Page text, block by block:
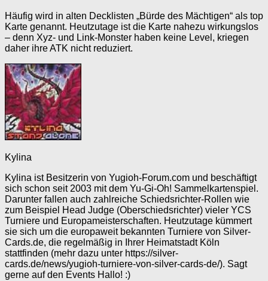
Häufig wird in alten Decklisten „Bürde des Mächtigen“ als top
Karte genannt. Heutzutage ist die Karte nahezu wirkungslos
– denn Xyz- und Link-Monster haben keine Level, kriegen
daher ihre ATK nicht reduziert.
Kylina
Kylina ist Besitzerin von Yugioh-Forum.com und beschäftigt
sich schon seit 2003 mit dem Yu-Gi-Oh! Sammelkartenspiel.
Darunter fallen auch zahlreiche Schiedsrichter-Rollen wie
zum Beispiel Head Judge (Oberschiedsrichter) vieler YCS
Turniere und Europameisterschaften. Heutzutage kümmert
sie sich um die europaweit bekannten Turniere von Silver-
Cards.de, die regelmäßig in Ihrer Heimatstadt Köln
stattfinden (mehr dazu unter https://silver-
cards.de/news/yugioh-turniere-von-silver-cards-de/). Sagt
gerne auf den Events Hallo! :)